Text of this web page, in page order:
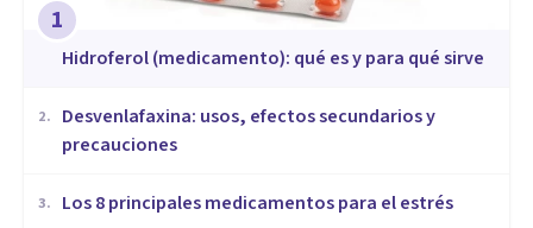
1
Hidroferol (medicamento): qué es y para qué sirve
2.
Desvenlafaxina: usos, efectos secundarios y
precauciones
3. Los 8 principales medicamentos para el estrés